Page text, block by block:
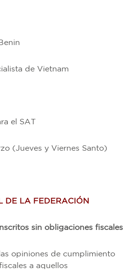
de Vietnam
el SAT
(Jueves y Viernes Santo)
DE LA FEDERACIÓN
sin obligaciones fiscales
opiniones de cumplimiento
a aquellos